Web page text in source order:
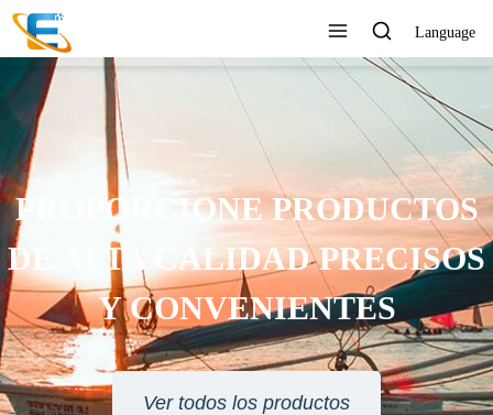
Language
AL CLIENTE 24
HORAS EN LÍNEA
Ver todos los productos